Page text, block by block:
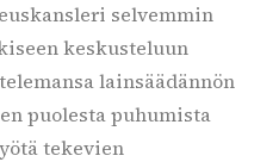
selvemmin
keskusteluun
lainsäädännön
puolesta puhumista
tekevien